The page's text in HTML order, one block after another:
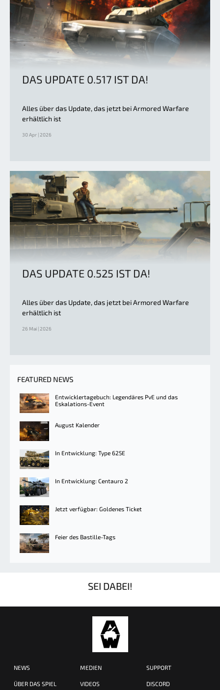
DAS UPDATE 0.517 IST DA!
Alles über das Update, das jetzt bei Armored Warfare
erhältlich ist
30 Apr | 2026
DAS UPDATE 0.525 IST DA!
Alles über das Update, das jetzt bei Armored Warfare
erhältlich ist
26 Mai | 2026
FEATURED NEWS
Entwicklertagebuch: Legendäres PvE und das
Eskalations-Event
August Kalender
In Entwicklung: Type 625E
In Entwicklung: Centauro 2
Jetzt verfügbar: Goldenes Ticket
Feier des Bastille-Tags
SEI DABEI!
NEWS
ÜBER DAS SPIEL
MEDIEN
VIDEOS
SUPPORT
DISCORD